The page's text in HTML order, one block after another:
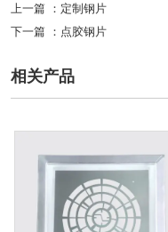
上一篇 ： 定制钢片
下一篇 ： 点胶钢片
相关产品